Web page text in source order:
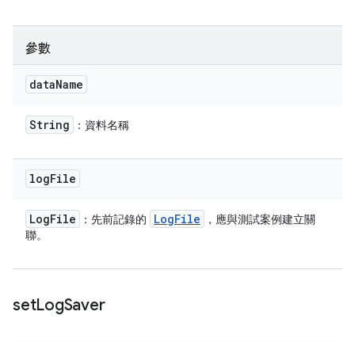
參數
dataName
String ：資料名稱
logFile
LogFile ：先前記錄的 LogFile
，應與測試案例建立關
聯。
setLogSaver